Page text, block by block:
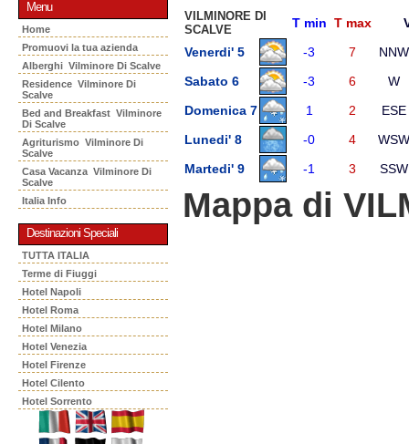
Menu
Home
Promuovi la tua azienda
Alberghi Vilminore Di Scalve
Residence Vilminore Di
Scalve
Bed and Breakfast Vilminore
Di Scalve
Agriturismo Vilminore Di
Scalve
Casa Vacanza Vilminore Di
Scalve
Italia Info
Destinazioni Speciali
TUTTA ITALIA
Terme di Fiuggi
Hotel Napoli
Hotel Roma
Hotel Milano
Hotel Venezia
Hotel Firenze
Hotel Cilento
Hotel Sorrento
VILMINORE DI
SCALVE
T min T max
Venerdi' 5
-3 7
NNW
Sabato 6
-3 6
W
Domenica 7
1 2
ESE
Lunedi' 8
-0 4
WSW
Martedi' 9
-1 3 SSW
Mappa di